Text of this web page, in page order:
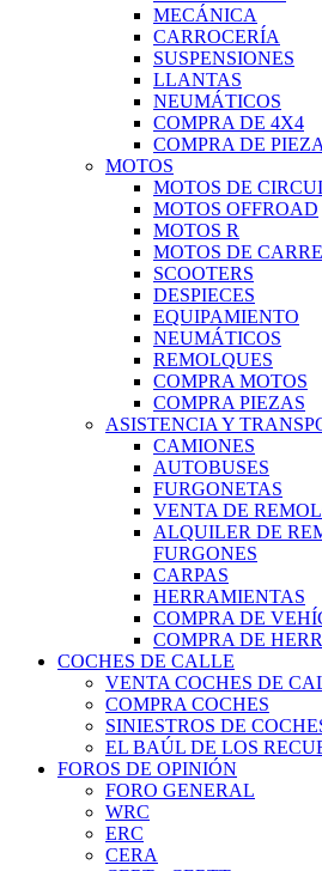
MECÁNICA
CARROCERÍA
SUSPENSIONES
LLANTAS
NEUMÁTICOS
COMPRA DE 4X4
COMPRA DE
MOTOS
MOTOS DE
MOTOS OFFROAD
MOTOS R
MOTOS DE
SCOOTERS
DESPIECES
EQUIPAMIENTO
NEUMÁTICOS
REMOLQUES
COMPRA MOTOS
COMPRA PIEZAS
ASISTENCIA Y
CAMIONES
AUTOBUSES
FURGONETAS
VENTA DE
ALQUILER DE
FURGONES
CARPAS
HERRAMIENTAS
COMPRA DE
COMPRA DE
COCHES DE CALLE
VENTA COCHES DE
COMPRA COCHES
SINIESTROS DE
EL BAÚL DE LOS
FOROS DE OPINIÓN
FORO GENERAL
WRC
ERC
CERA